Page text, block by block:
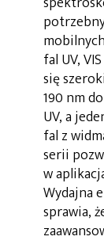
fal UV,
się
190 nm
UV, a
fal z
serii
w
Wydajna
sprawia,